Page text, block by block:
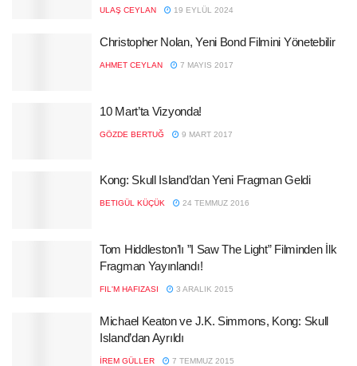
ULAŞ CEYLAN 19 EYLÜL 2024
Christopher Nolan, Yeni Bond Filmini Yönetebilir
AHMET CEYLAN 7 MAYIS 2017
10 Mart’ta Vizyonda!
GÖZDE BERTUĞ 9 MART 2017
Kong: Skull Island’dan Yeni Fragman Geldi
BETIGÜL KÜÇÜK 24 TEMMUZ 2016
Tom Hiddleston’lı ”I Saw The Light” Filminden İlk
Fragman Yayınlandı!
FIL'M HAFIZASI 3 ARALIK 2015
Michael Keaton ve J.K. Simmons, Kong: Skull
Island’dan Ayrıldı
İREM GÜLLER 7 TEMMUZ 2015